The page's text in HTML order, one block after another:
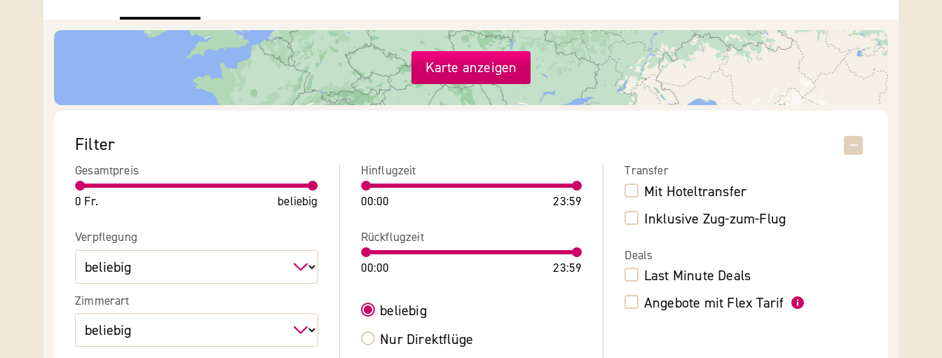
Karte anzeigen
Filter
Gesamtpreis
0 Fr. beliebig
Verpflegung
Zimmerart
Hinflugzeit
00:00 23:59
Rückflugzeit
00:00 23:59
beliebig
Nur Direktflüge
Transfer
Mit Hoteltransfer
Inklusive Zug-zum-Flug
Deals
Last Minute Deals
Angebote mit Flex Tarif